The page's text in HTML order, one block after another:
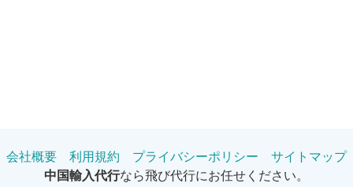
会社概要 利用規約 プライバシーポリシー
サイトマップ
中国輸入代行なら飛び代行にお任せください。